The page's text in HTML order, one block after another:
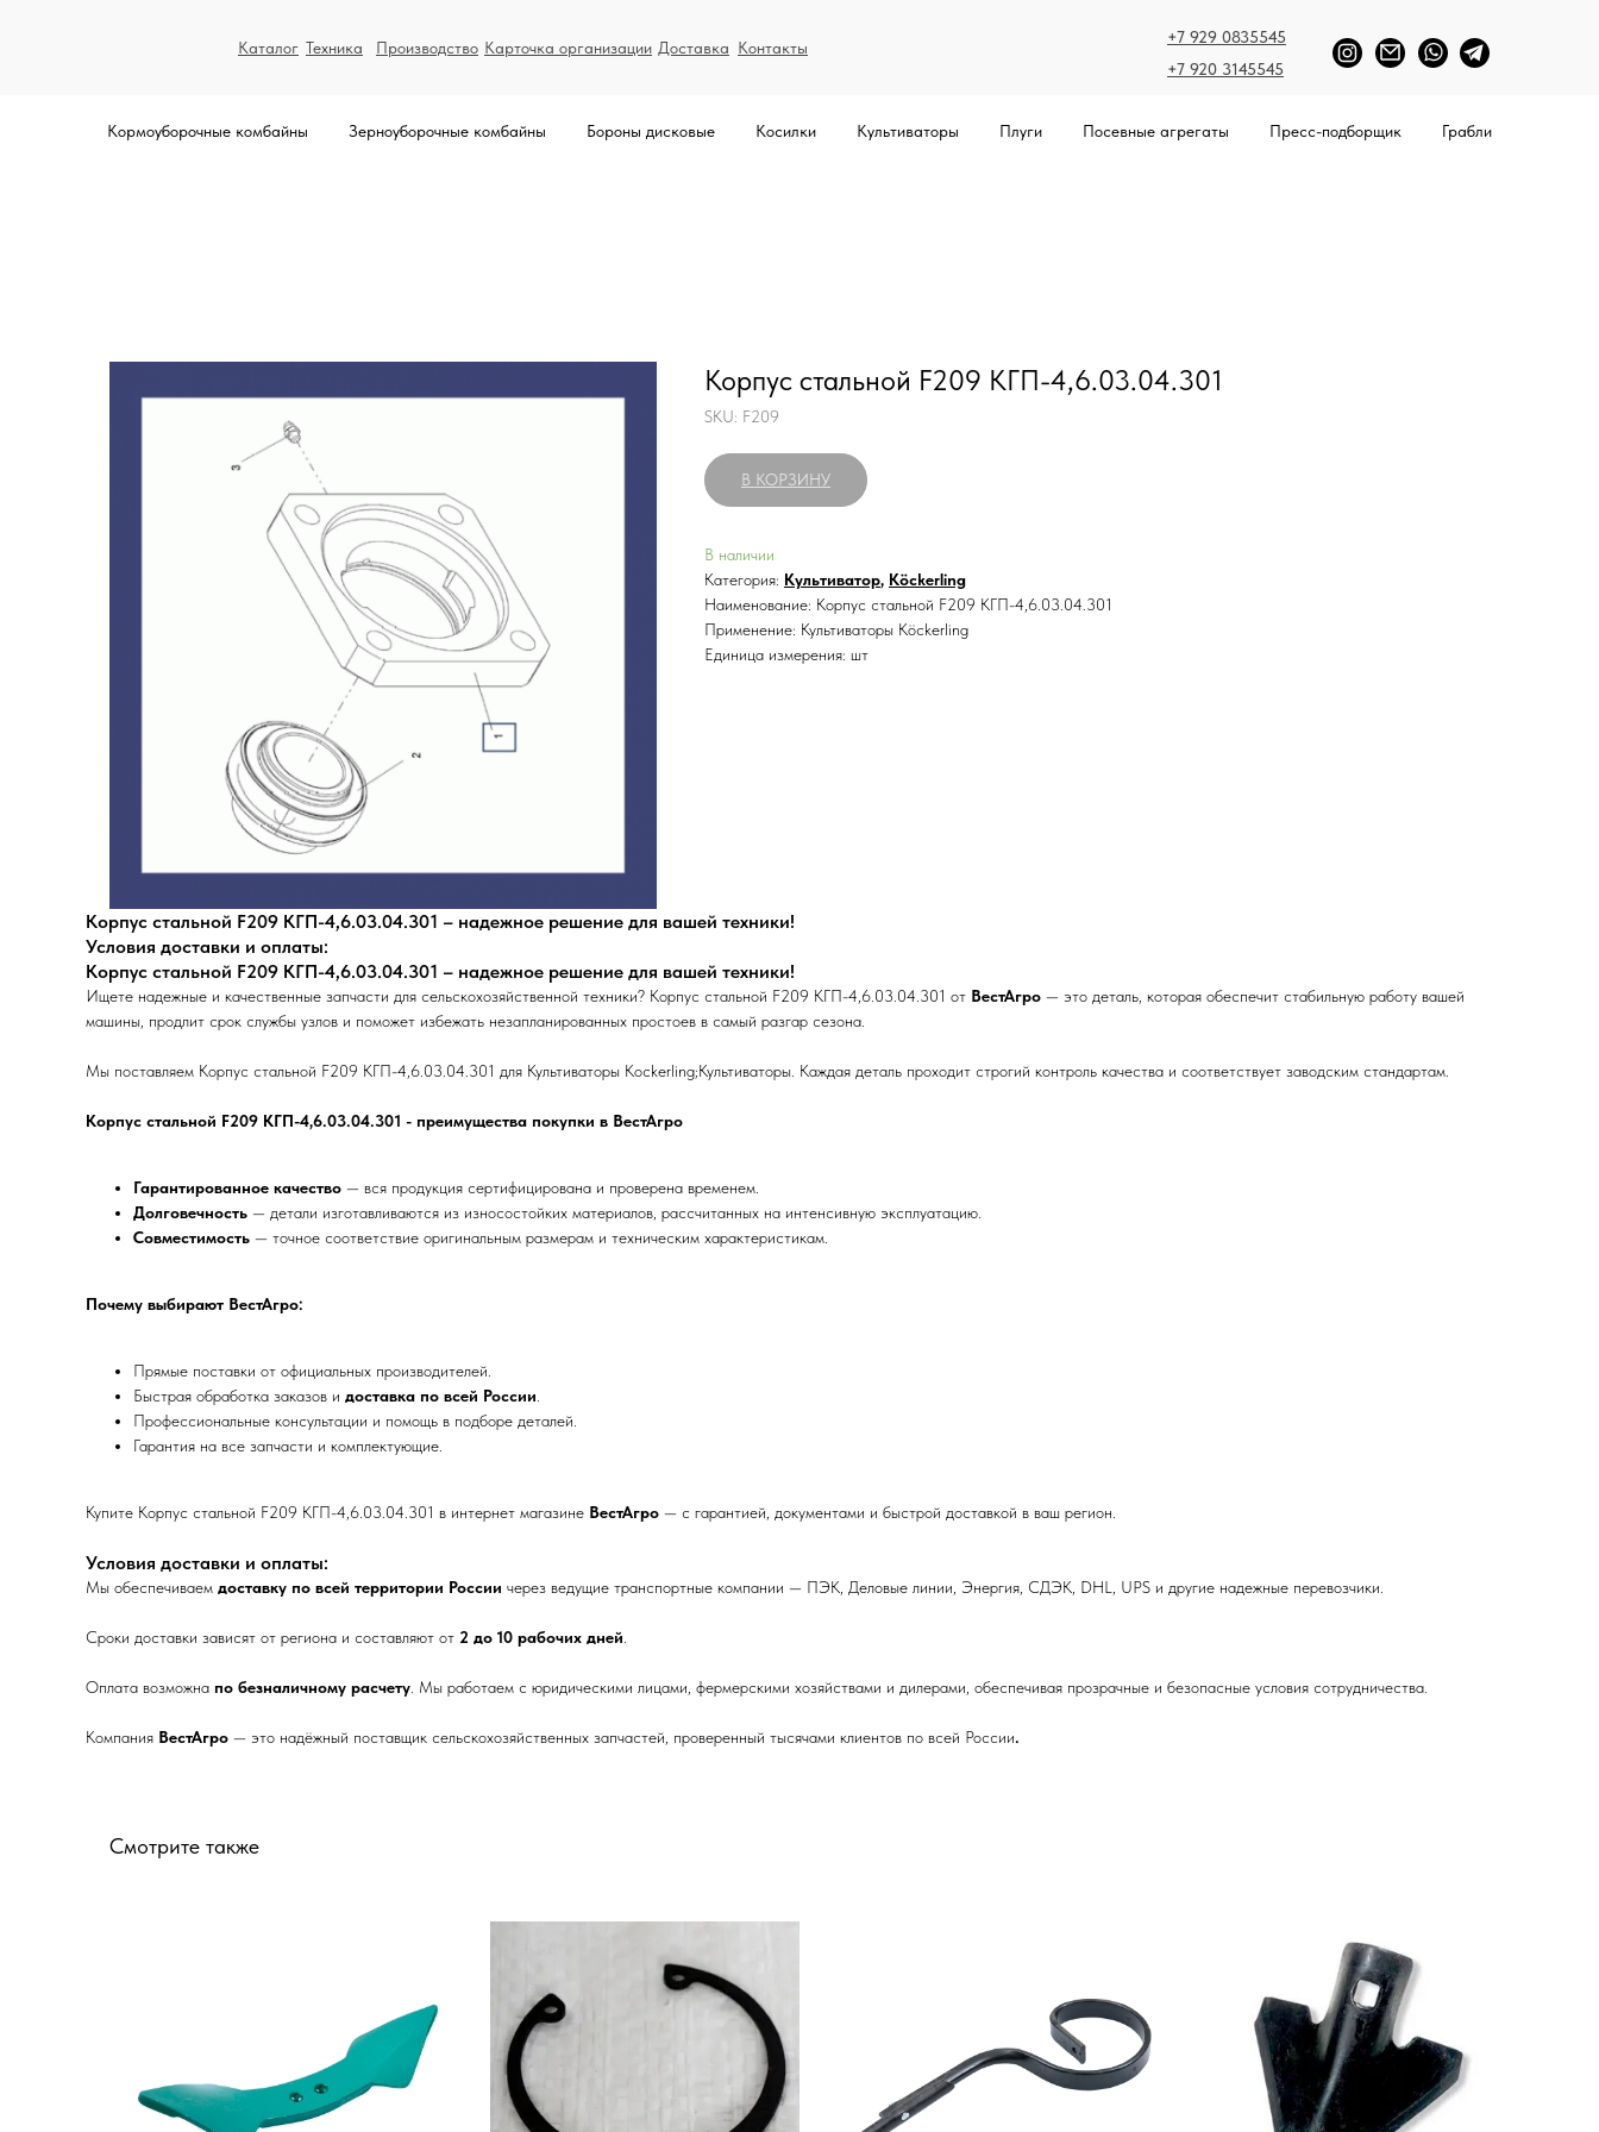
Каталог Техника Производство Карточка организации Доставка Контакты
+7 920 3145545
+7 929 0835545
Кормоуборочные комбайны Зерноуборочные комбайны Бороны дисковые Косилки Культиваторы Плуги Посевные агрегаты Пресс-подборщик Грабли
Корпус стальной F209 КГП-4,6.03.04.301
SKU: F209
В КОРЗИНУ
В наличии
Категория: Культиватор, Köckerling
Наименование: Корпус стальной F209 КГП-4,6.03.04.301
Применение: Культиваторы Köckerling
Единица измерения: шт
Корпус стальной F209 КГП-4,6.03.04.301 – надежное решение для вашей техники!
Условия доставки и оплаты:
Корпус стальной F209 КГП-4,6.03.04.301 – надежное решение для вашей техники!
Ищете надежные и качественные запчасти для сельскохозяйственной техники? Корпус стальной F209 КГП-4,6.03.04.301 от ВестАгро — это деталь, которая обеспечит стабильную работу вашей
машины, продлит срок службы узлов и поможет избежать незапланированных простоев в самый разгар сезона.
Мы поставляем Корпус стальной F209 КГП-4,6.03.04.301 для Культиваторы Kockerling;Культиваторы. Каждая деталь проходит строгий контроль качества и соответствует заводским стандартам.
Корпус стальной F209 КГП-4,6.03.04.301 - преимущества покупки в ВестАгро
Гарантированное качество — вся продукция сертифицирована и проверена временем.
Долговечность — детали изготавливаются из износостойких материалов, рассчитанных на интенсивную эксплуатацию.
Совместимость — точное соответствие оригинальным размерам и техническим характеристикам.
Почему выбирают ВестАгро:
Прямые поставки от официальных производителей.
Быстрая обработка заказов и доставка по всей России
Профессиональные консультации и помощь в подборе деталей.
Гарантия на все запчасти и комплектующие.
Купите Корпус стальной F209 КГП-4,6.03.04.301 в интернет магазине ВестАгро — с гарантией, документами и быстрой доставкой в ваш регион.
Условия доставки и оплаты:
Мы обеспечиваем доставку по всей территории России через ведущие транспортные компании — ПЭК, Деловые линии, Энергия, СДЭК, DHL, UPS и другие надежные перевозчики.
Сроки доставки зависят от региона и составляют от 2 до 10 рабочих дней
Оплата возможна по безналичному расчету . Мы работаем с юридическими лицами, фермерскими хозяйствами и дилерами, обеспечивая прозрачные и безопасные условия сотрудничества.
Компания ВестАгро — это надёжный поставщик сельскохозяйственных запчастей, проверенный тысячами клиентов по всей России.
Смотрите также